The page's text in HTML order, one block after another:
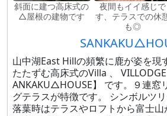
斜面に建つ高床式の
△屋根の建物です
夜間もイイ感じで
す、テラスでの休
も◎
山中湖East Hillの頻繁に鹿が姿を現
たたずむ高床式のVilla 、
ANKAKU△HOUSE】 です。９連窓
グテラスが特徴です。 シンボルツリ
落葉時はテラスやロフトから富士山